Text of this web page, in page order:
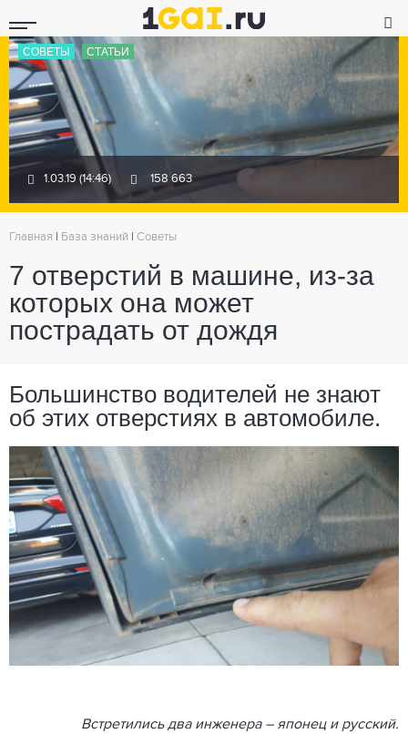
СОВЕТЫ СТАТЬИ
1.03.19 (14:46) 158 663
Главная База знаний Советы
7 отверстий в машине, из-за
которых она может
пострадать от дождя
Большинство водителей не знают
об этих отверстиях в автомобиле.
Встретились два инженера – японец и русский.